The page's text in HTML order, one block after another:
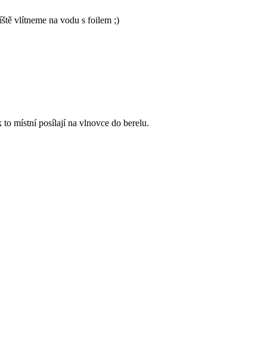
vlítneme na vodu s foilem ;)
to místní posílají na vlnovce do berelu.